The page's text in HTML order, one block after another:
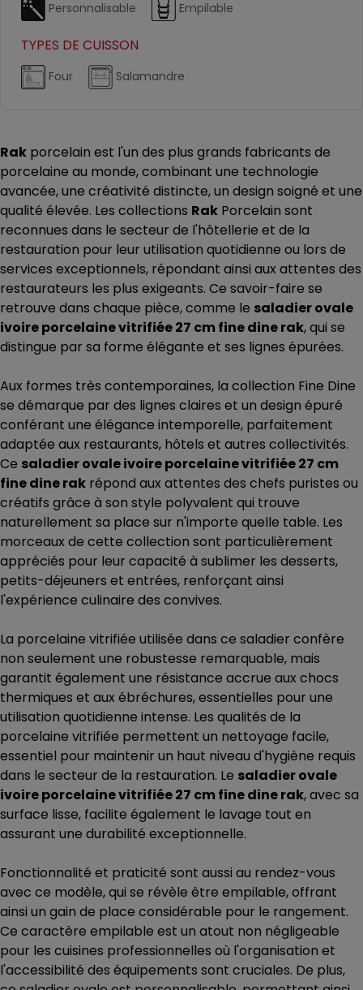
Personnalisable Empilable
TYPES DE CUISSON
Four Salamandre
Rak porcelain est l'un des plus grands fabricants de
porcelaine au monde, combinant une technologie
avancée, une créativité distincte, un design soigné et une
qualité élevée. Les collections Rak Porcelain sont
reconnues dans le secteur de l'hôtellerie et de la
restauration pour leur utilisation quotidienne ou lors de
services exceptionnels, répondant ainsi aux attentes des
restaurateurs les plus exigeants. Ce savoir-faire se
retrouve dans chaque pièce, comme le saladier ovale
ivoire porcelaine vitrifiée 27 cm fine dine rak, qui se
distingue par sa forme élégante et ses lignes épurées.
Aux formes très contemporaines, la collection Fine Dine
se démarque par des lignes claires et un design épuré
conférant une élégance intemporelle, parfaitement
adaptée aux restaurants, hôtels et autres collectivités.
Ce saladier ovale ivoire porcelaine vitrifiée 27 cm
fine dine rak répond aux attentes des chefs puristes ou
créatifs grâce à son style polyvalent qui trouve
naturellement sa place sur n'importe quelle table. Les
morceaux de cette collection sont particulièrement
appréciés pour leur capacité à sublimer les desserts,
petits-déjeuners et entrées, renforçant ainsi
l'expérience culinaire des convives.
La porcelaine vitrifiée utilisée dans ce saladier confère
non seulement une robustesse remarquable, mais
garantit également une résistance accrue aux chocs
thermiques et aux ébréchures, essentielles pour une
utilisation quotidienne intense. Les qualités de la
porcelaine vitrifiée permettent un nettoyage facile,
essentiel pour maintenir un haut niveau d'hygiène requis
dans le secteur de la restauration. Le saladier ovale
ivoire porcelaine vitrifiée 27 cm fine dine rak, avec sa
surface lisse, facilite également le lavage tout en
assurant une durabilité exceptionnelle.
Fonctionnalité et praticité sont aussi au rendez-vous
avec ce modèle, qui se révèle être empilable, offrant
ainsi un gain de place considérable pour le rangement.
Ce caractère empilable est un atout non négligeable
pour les cuisines professionnelles où l'organisation et
l'accessibilité des équipements sont cruciales. De plus,